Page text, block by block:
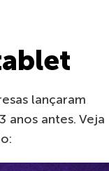
lançaram
anos antes. Veja